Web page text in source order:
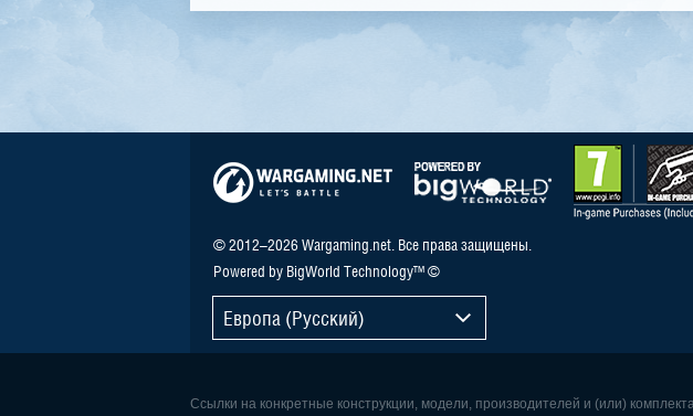
© 2012–2026 Wargaming.net. Все права защищены.
Powered by BigWorld Technology™ ©
Европа (Русский)
Ссылки на конкретные конструкции, модели, производителей и (или)